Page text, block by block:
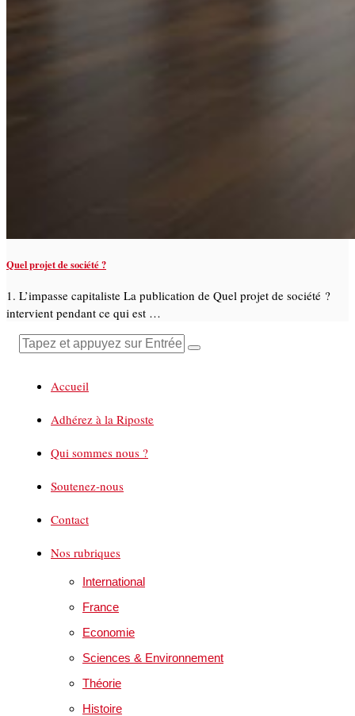
Quel projet de société ?
1. L’impasse capitaliste La publication de Quel projet de société ?
intervient pendant ce qui est …
Accueil
Adhérez à la Riposte
Qui sommes nous ?
Soutenez-nous
Contact
Nos rubriques
International
France
Economie
Sciences & Environnement
Théorie
Histoire